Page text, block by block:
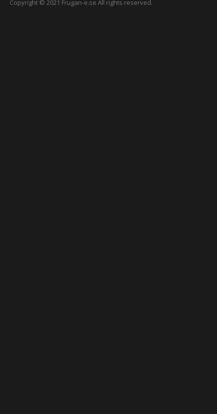
Copyright © 2021 Frugan-e.se All rights reserved.